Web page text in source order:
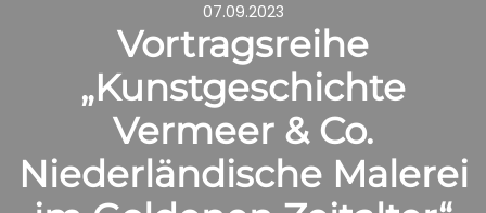
07.09.2023
Vortragsreihe
„Kunstgeschichte
Vermeer & Co.
Niederländische Malerei